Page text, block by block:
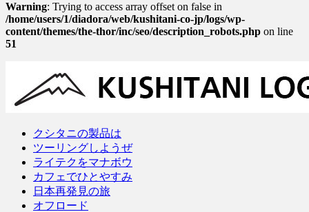
Warning: Trying to access array offset on false in
/home/users/1/diadora/web/kushitani-co-jp/logs/wp-
content/themes/the-thor/inc/seo/description_robots.php on line
51
クシタニの製品は
ツーリングしようぜ
ライテクをマナボウ
カフェでひとやすみ
日本再発見の旅
オフロード